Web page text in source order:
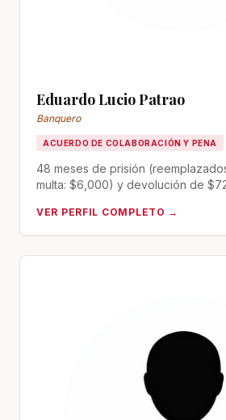
Eduardo Lucio Patrao
Banquero
ACUERDO DE COLABORACIÓN Y PENA
48 meses de prisión
multa: $6,000) y devolución de
VER PERFIL COMPLETO →